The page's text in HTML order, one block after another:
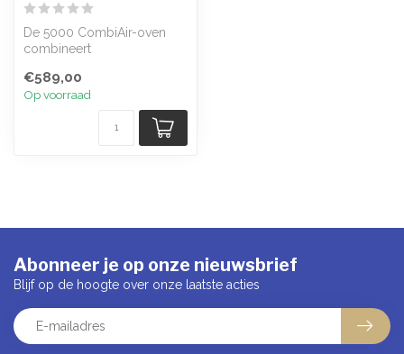
De 5000 CombiAir-oven
combineert
draaiplateau met geavanc...
€589,00
Op voorraad
Abonneer je op onze nieuwsbrief
Blijf op de hoogte over onze laatste acties